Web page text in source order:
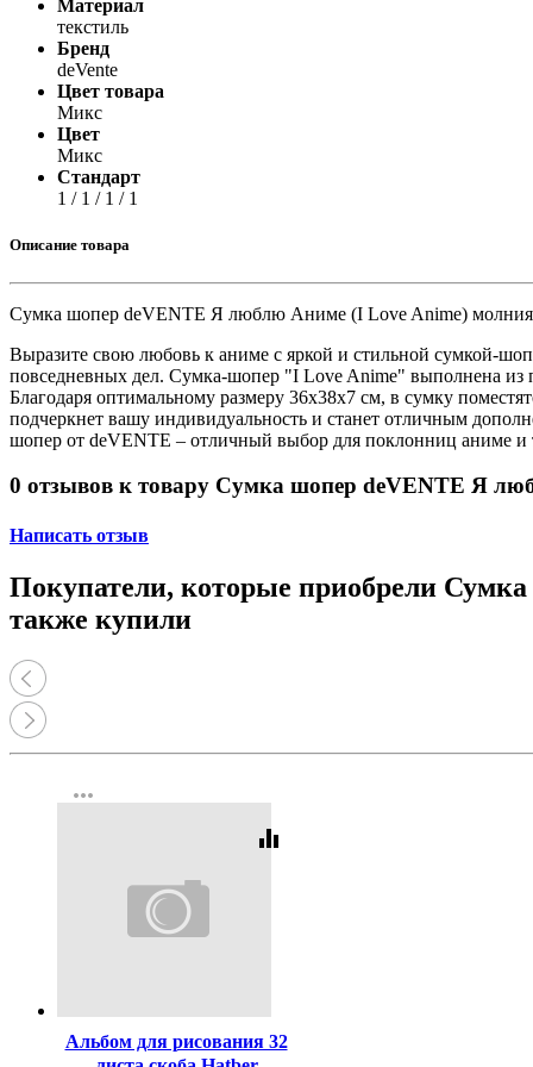
Материал
текстиль
Бренд
deVente
Цвет товара
Микс
Цвет
Микс
Стандарт
1 / 1 / 1 / 1
Описание товара
Сумка шопер deVENTE Я люблю Аниме (I Love Anime) молния
Выразите свою любовь к аниме с яркой и стильной сумкой-
повседневных дел. Сумка-шопер "I Love Anime" выполнена из
Благодаря оптимальному размеру 36х38x7 см, в сумку
подчеркнет вашу индивидуальность и станет отличным
шопер от deVENTE – отличный выбор для поклонниц аниме и
0 отзывов к товару Сумка шопер deVENTE Я
Написать отзыв
Покупатели, которые приобрели
также купили
more_horiz
equalizer
Альбом для рисования 32